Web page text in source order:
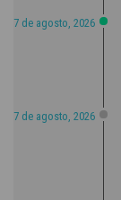
7 de agosto, 2026
7 de agosto, 2026